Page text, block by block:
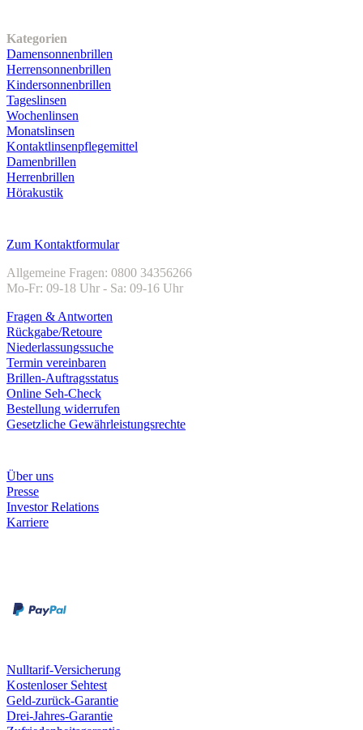
Kategorien
Damensonnenbrillen
Herrensonnenbrillen
Kindersonnenbrillen
Tageslinsen
Wochenlinsen
Monatslinsen
Kontaktlinsenpflegemittel
Damenbrillen
Herrenbrillen
Hörakustik
Zum Kontaktformular
Allgemeine Fragen: 0800 34356266
Mo-Fr: 09-18 Uhr - Sa: 09-16 Uhr
Fragen & Antworten
Rückgabe/Retoure
Niederlassungssuche
Termin vereinbaren
Brillen-Auftragsstatus
Online Seh-Check
Bestellung widerrufen
Gesetzliche Gewährleistungsrechte
Über uns
Presse
Investor Relations
Karriere
Nulltarif-Versicherung
Kostenloser Sehtest
Geld-zurück-Garantie
Drei-Jahres-Garantie